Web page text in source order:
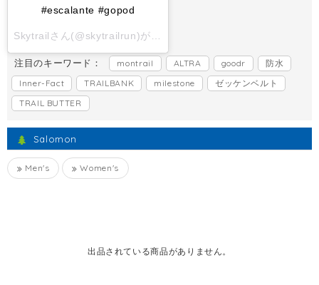
#escalante #gopod
Skytrailさん(@skytrailrun)がシェアした投稿 -
注目のキーワード： montrail ALTRA goodr
防水
Inner-Fact
TRAILBANK milestone
ゼッケンベルト
TRAIL BUTTER
Salomon
Men's Women's
出品されている商品がありません。